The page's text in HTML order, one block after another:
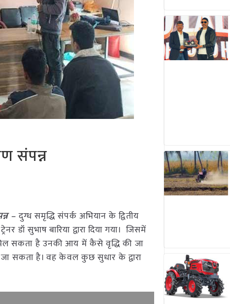
संपन्न
–दुग्ध समृद्धि संपर्क अभियान के द्वितीय
डॉ सुभाष बारिया द्वारा दिया गया। जिसमें
सकता है उनकी आय में कैसे वृद्धि की जा
सकता है। वह केवल कुछ सुधार के द्वारा